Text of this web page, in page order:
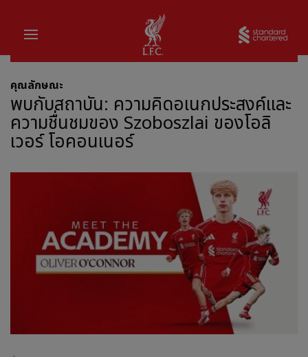
บ้าน
คุณลักษณะ
พบกับสถาบัน: ความคิดอเนกประสงค์และ
ความชื่นชมของ Szoboszlai ของโอลิ
เวอร์ โอคอนเนอร์